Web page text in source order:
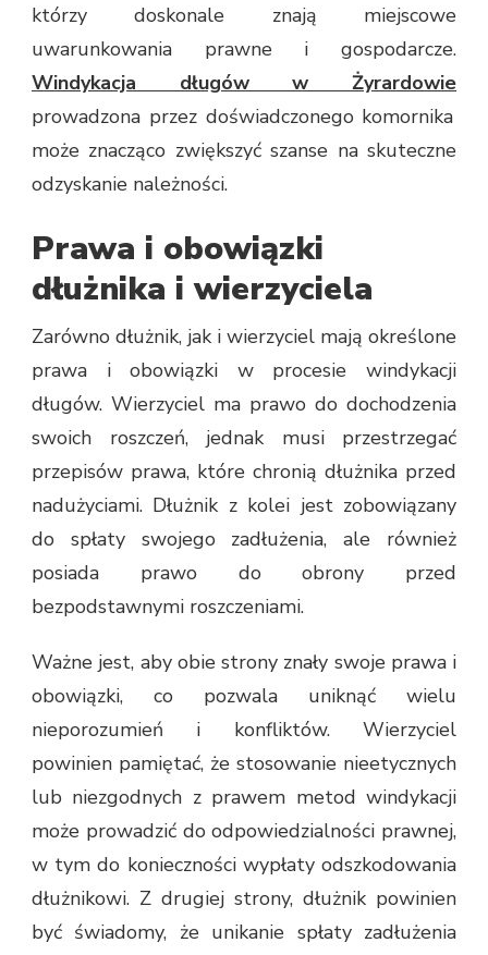
którzy doskonale znają miejscowe
uwarunkowania prawne i gospodarcze.
Windykacja długów w Żyrardowie
prowadzona przez doświadczonego komornika
może znacząco zwiększyć szanse na skuteczne
odzyskanie należności.
Prawa i obowiązki
dłużnika i wierzyciela
Zarówno dłużnik, jak i wierzyciel mają określone
prawa i obowiązki w procesie windykacji
długów. Wierzyciel ma prawo do dochodzenia
swoich roszczeń, jednak musi przestrzegać
przepisów prawa, które chronią dłużnika przed
nadużyciami. Dłużnik z kolei jest zobowiązany
do spłaty swojego zadłużenia, ale również
posiada prawo do obrony przed
bezpodstawnymi roszczeniami.
Ważne jest, aby obie strony znały swoje prawa i
obowiązki, co pozwala uniknąć wielu
nieporozumień i konfliktów. Wierzyciel
powinien pamiętać, że stosowanie nieetycznych
lub niezgodnych z prawem metod windykacji
może prowadzić do odpowiedzialności prawnej,
w tym do konieczności wypłaty odszkodowania
dłużnikowi. Z drugiej strony, dłużnik powinien
być świadomy, że unikanie spłaty zadłużenia